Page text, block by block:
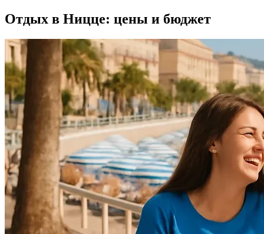
Отдых в Ницце: цены и бюджет